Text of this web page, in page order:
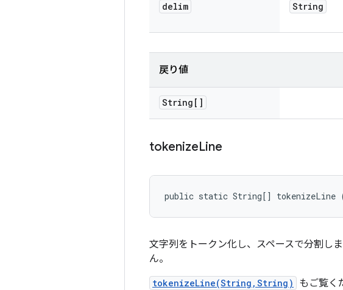
delim String
戻り値
String[]
tokenizeLine
public static String[] tokenizeLine
文字列をトークン化し、スペースで分割し
ん。
tokenizeLine(String,String) もご覧く